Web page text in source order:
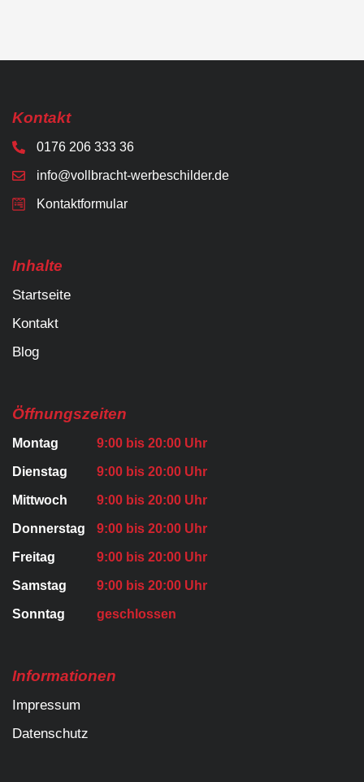
Kontakt
0176 206 333 36
info@vollbracht-werbeschilder.de
Kontaktformular
Inhalte
Startseite
Kontakt
Blog
Öffnungszeiten
Montag 9:00 bis 20:00 Uhr
Dienstag 9:00 bis 20:00 Uhr
Mittwoch 9:00 bis 20:00 Uhr
Donnerstag 9:00 bis 20:00 Uhr
Freitag 9:00 bis 20:00 Uhr
Samstag 9:00 bis 20:00 Uhr
Sonntag geschlossen
Informationen
Impressum
Datenschutz